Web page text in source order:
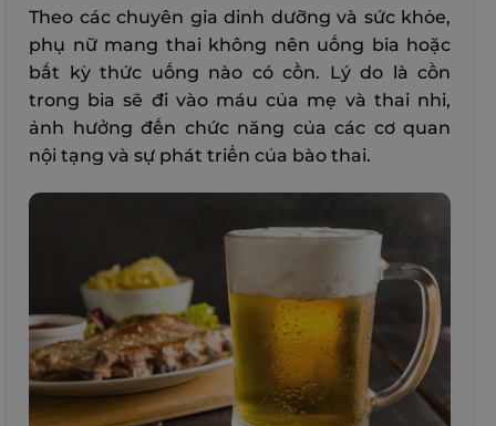
Theo các chuyên gia dinh dưỡng và sức khỏe,
phụ nữ mang thai không nên uống bia hoặc
bất kỳ thức uống nào có cồn. Lý do là cồn
trong bia sẽ đi vào máu của mẹ và thai nhi,
ảnh hưởng đến chức năng của các cơ quan
nội tạng và sự phát triển của bào thai.